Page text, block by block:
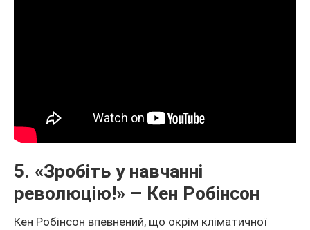
5. «Зробіть у навчанні
революцію!» – Кен Робінсон
Кен Робінсон впевнений, що окрім кліматичної